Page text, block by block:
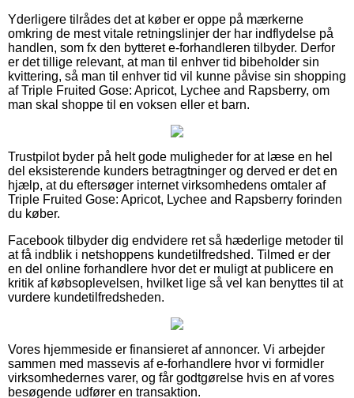
Yderligere tilrådes det at køber er oppe på mærkerne
omkring de mest vitale retningslinjer der har indflydelse på
handlen, som fx den bytteret e-forhandleren tilbyder. Derfor
er det tillige relevant, at man til enhver tid bibeholder sin
kvittering, så man til enhver tid vil kunne påvise sin shopping
af Triple Fruited Gose: Apricot, Lychee and Rapsberry, om
man skal shoppe til en voksen eller et barn.
Trustpilot byder på helt gode muligheder for at læse en hel
del eksisterende kunders betragtninger og derved er det en
hjælp, at du eftersøger internet virksomhedens omtaler af
Triple Fruited Gose: Apricot, Lychee and Rapsberry forinden
du køber.
Facebook tilbyder dig endvidere ret så hæderlige metoder til
at få indblik i netshoppens kundetilfredshed. Tilmed er der
en del online forhandlere hvor det er muligt at publicere en
kritik af købsoplevelsen, hvilket lige så vel kan benyttes til at
vurdere kundetilfredsheden.
Vores hjemmeside er finansieret af annoncer. Vi arbejder
sammen med massevis af e-forhandlere hvor vi formidler
virksomhedernes varer, og får godtgørelse hvis en af vores
besøgende udfører en transaktion.